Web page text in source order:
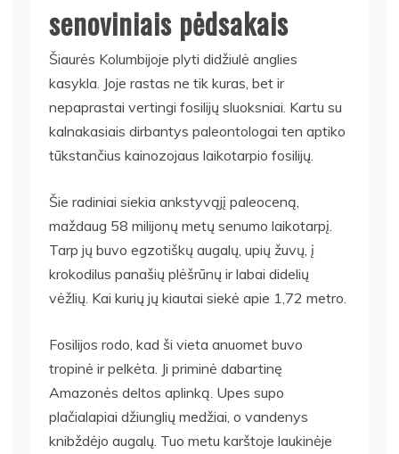
senoviniais pėdsakais
Šiaurės Kolumbijoje plyti didžiulė anglies
kasykla. Joje rastas ne tik kuras, bet ir
nepaprastai vertingi fosilijų sluoksniai. Kartu su
kalnakasiais dirbantys paleontologai ten aptiko
tūkstančius kainozojaus laikotarpio fosilijų.
Šie radiniai siekia ankstyvąjį paleoceną,
maždaug 58 milijonų metų senumo laikotarpį.
Tarp jų buvo egzotiškų augalų, upių žuvų, į
krokodilus panašių plėšrūnų ir labai didelių
vėžlių. Kai kurių jų kiautai siekė apie 1,72 metro.
Fosilijos rodo, kad ši vieta anuomet buvo
tropinė ir pelkėta. Ji priminė dabartinę
Amazonės deltos aplinką. Upes supo
plačialapiai džiunglių medžiai, o vandenys
knibždėjo augalų. Tuo metu karštoje laukinėje